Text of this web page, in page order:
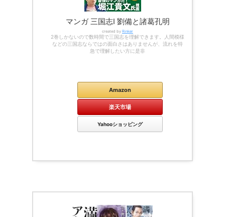
マンガ 三国志Ⅰ 劉備と諸葛孔明
created by Rinker
2巻しかないので数時間で三国志を理解できます。人間模様
などの三国志ならではの面白さはありませんが、流れを特
急で理解したい方に是非
Amazon
楽天市場
Yahooショッピング